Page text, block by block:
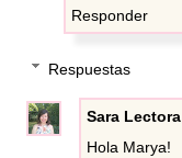
Responder
Respuestas
Sara Lectora
Hola Marya!